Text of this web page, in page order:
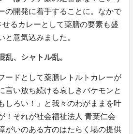
の開発に着手することに。なかで
せるカレーとして薬膳の要素も盛
と意気込みました。
乱、シャトル乱。
ードとして薬膳レトルトカレーが
言い放ち続ける哀しきバケモンと
しろい！」と我々のわがままを叶
！それが社会福祉法人 青葉仁会
がいのある方のはたらく場の提供